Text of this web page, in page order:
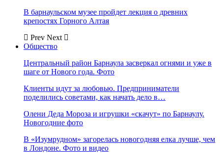
В барнаульском музее пройдет лекция о древних
крепостях Горного Алтая
Prev Next
Общество
Центральный район Барнаула засверкал огнями и уже в
шаге от Нового года. Фото
Клиенты идут за любовью. Предприниматели
поделились советами, как начать дело в…
Олени Деда Мороза и игрушки «скачут» по Барнаулу.
Новогодние фото
В «Изумрудном» загорелась новогодняя елка лучше, чем
в Лондоне. Фото и видео